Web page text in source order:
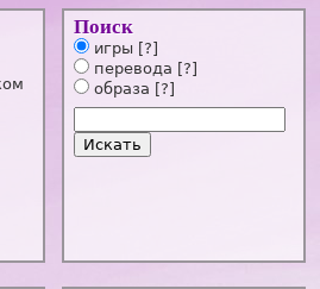
Поиск
игры [?]
перевода [?]
образа [?]